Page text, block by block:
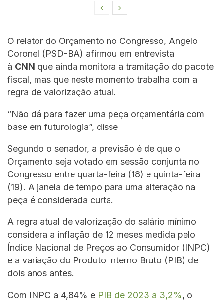
O relator do Orçamento no Congresso, Angelo
Coronel (PSD-BA) afirmou em entrevista
à CNN que ainda monitora a tramitação do pacote
fiscal, mas que neste momento trabalha com a
regra de valorização atual.
“Não dá para fazer uma peça orçamentária com
base em futurologia”, disse
Segundo o senador, a previsão é de que o
Orçamento seja votado em sessão conjunta no
Congresso entre quarta-feira (18) e quinta-feira
(19). A janela de tempo para uma alteração na
peça é considerada curta.
A regra atual de valorização do salário mínimo
considera a inflação de 12 meses medida pelo
Índice Nacional de Preços ao Consumidor (INPC)
e a variação do Produto Interno Bruto (PIB) de
dois anos antes.
Com INPC a 4,84% e PIB de 2023 a 3,2%, o